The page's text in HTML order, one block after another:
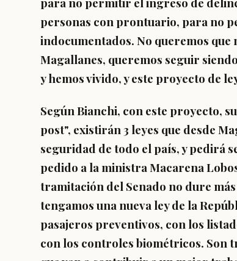
personas con prontuario, para no
indocumentados. No queremos
Magallanes, queremos seguir
y hemos vivido, y este proyecto de
Según Bianchi, con este proyecto,
post", existirán 3 leyes que desde
seguridad de todo el país, y pedirá
pedido a la ministra Macarena
tramitación del Senado no dure
tengamos una nueva ley de la
pasajeros preventivos, con los
con los controles biométricos. Son